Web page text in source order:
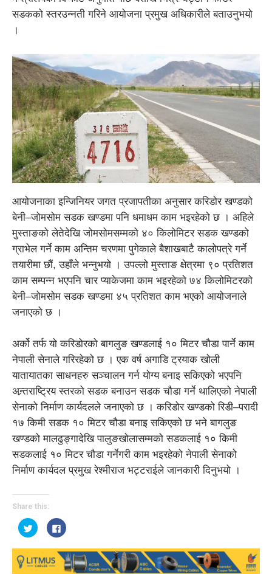
सडकको स्तरउन्नती गरिने आयोजना प्रमुख अधिकारीले बताउनुभयो
।
आयोजनाका इन्जिनियर जगत प्रजापतीका अनुसार करिडोर खण्डको
बेनी–जोमसोम सडक खण्डमा पनि धमाधम काम भइरहेको छ । अहिले
मुस्ताङको लेतेदेखि जोमसोमसम्मको ४० किलोमिटर सडक खण्डको
ग्राभेल गर्ने काम अन्तिम चरणमा पुगेकाले बैशाखबाटै कालोपत्रे गर्ने
तयारीमा छौं, उहाँले भन्नुभयो । उपल्लो मुस्ताङ क्षेत्रमा ९० प्रतिशत
काम सम्पन्न भएपनि चार प्याकेजमा काम भइरहेको ७४ किलोमिटरको
बेनी–जोमसोम सडक खण्डमा ४५ प्रतिशत काम भएको आयोजनाले
जनाएको छ ।
अर्को तर्फ यो करिडोरको बागलुङ खण्डलाई १० मिटर चौडा पार्ने काम
नेपाली सेनाले गरिरहेको छ । एक वर्ष अगाडि ट्रयाक खोली
यातायातका साधनहरु सञ्चालन गर्न योग्य बनाइ सकिएको भएपनि
अन्र्तराष्ट्रिय स्तरको सडक बनाउन सडक चौडा गर्ने थालिएको नेपाली
सेनाको निर्माण कार्यदलले जनाएको छ । करिडोर खण्डको रिडी–परादी
१७ किमी सडक १० मिटर चौडा बनाइ सकिएको छ भने बागलुङ
खण्डको मालढुङ्गादेखि पालुङखोलासम्मको सडकलाई १० किमी
सडकलाई १० मिटर चौडा गर्नेगरी काम भइरहेको नेपाली सेनाको
निर्माण कार्यदल प्रमुख रेश्मीराज भट्टराईले जानकारी दिनुभयो ।
Share this:
Click
to
share
on
Twitter
(Opens
in
Click
to
on
Facebook
(Opens
in